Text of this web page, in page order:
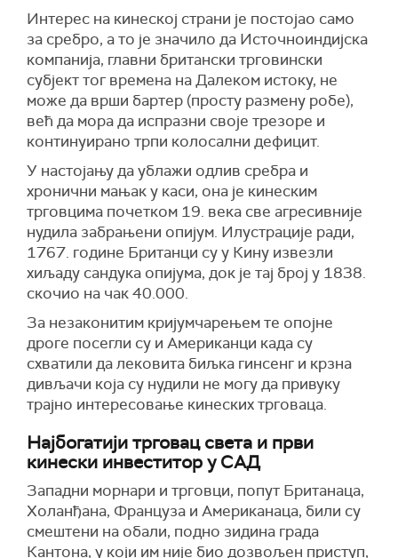
Интерес на кинеској страни је постојао само
за сребро, а то је значило да Источноиндијска
компанија, главни британски трговински
субјект тог времена на Далеком истоку, не
може да врши бартер (просту размену робе),
већ да мора да испразни своје трезоре и
континуирано трпи колосални дефицит.
У настојању да ублажи одлив сребра и
хронични мањак у каси, она је кинеским
трговцима почетком 19. века све агресивније
нудила забрањени опијум. Илустрације ради,
1767. године Британци су у Кину извезли
хиљаду сандука опијума, док је тај број у 1838.
скочио на чак 40.000.
За незаконитим кријумчарењем те опојне
дроге посегли су и Американци када су
схватили да лековита биљка гинсенг и крзна
дивљачи која су нудили не могу да привуку
трајно интересовање кинеских трговаца.
Најбогатији трговац света и први
кинески инвеститор у САД
Западни морнари и трговци, попут Британаца,
Холанђана, Француза и Американаца, били су
смештени на обали, подно зидина града
Кантона, у који им није био дозвољен приступ,